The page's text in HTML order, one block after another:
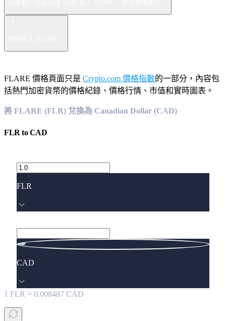
FLARE 價格頁面只是 Crypto.com 價格指數的一部分，內容包
括熱門加密貨幣的價格紀錄、價格行情、市值和實時圖表。
將 FLARE (FLR) 兌換為 Canadian Dollar (CAD)
FLR toCAD
FLR
CAD
1 FLR = 0.008487 CAD